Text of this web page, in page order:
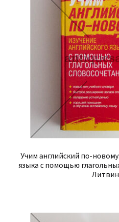
Учим английский по-
языка с помощью